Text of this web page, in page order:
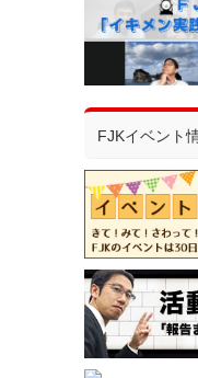
FJKイベント